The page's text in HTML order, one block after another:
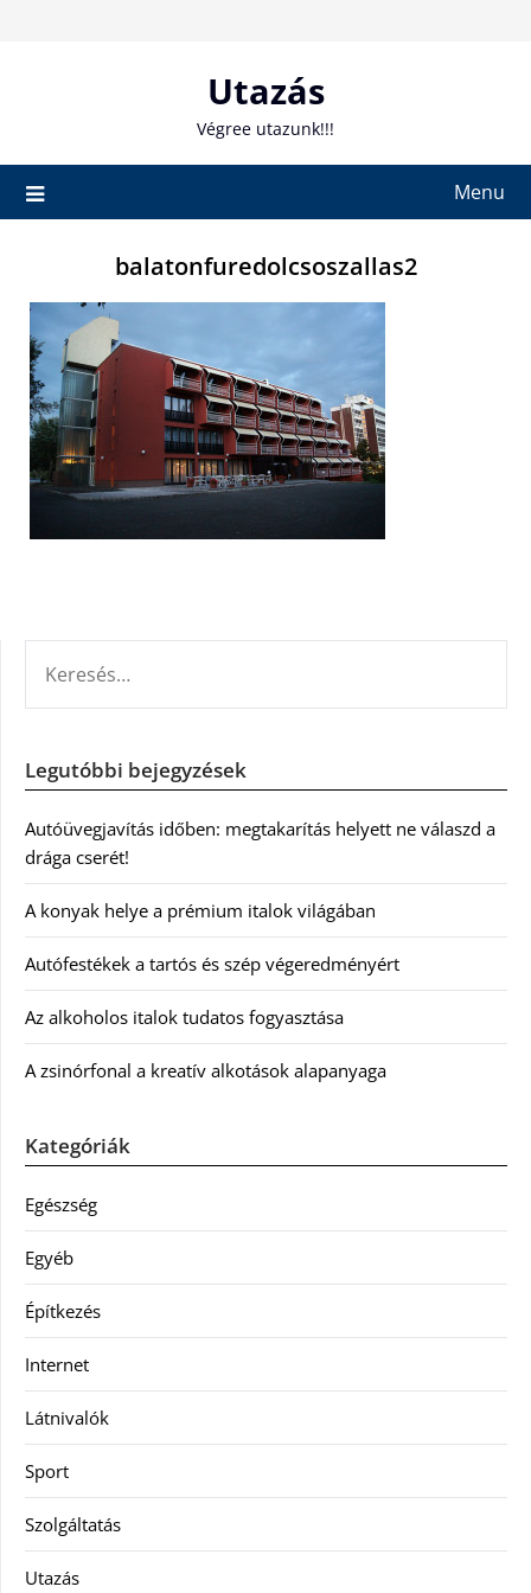
Utazás
Végree utazunk!!!
Menu
balatonfuredolcsoszallas2
Legutóbbi bejegyzések
Autóüvegjavítás időben: megtakarítás helyett ne válaszd a
drága cserét!
A konyak helye a prémium italok világában
Autófestékek a tartós és szép végeredményért
Az alkoholos italok tudatos fogyasztása
A zsinórfonal a kreatív alkotások alapanyaga
Kategóriák
Egészség
Egyéb
Építkezés
Internet
Látnivalók
Sport
Szolgáltatás
Utazás